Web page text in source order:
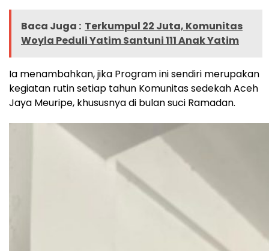
Baca Juga : Terkumpul 22 Juta, Komunitas
Woyla Peduli Yatim Santuni 111 Anak Yatim
Ia menambahkan, jika Program ini sendiri merupakan
kegiatan rutin setiap tahun Komunitas sedekah Aceh
Jaya Meuripe, khususnya di bulan suci Ramadan.